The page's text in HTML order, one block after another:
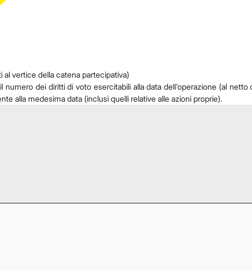
vertice della catena partecipativa)
dei diritti di voto esercitabili alla data dell'operazione (al
alla medesima data (inclusi quelli relative alle azioni proprie).